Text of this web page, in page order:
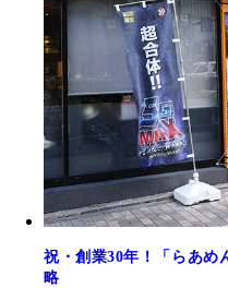
祝・創業30年！「らあめ
略